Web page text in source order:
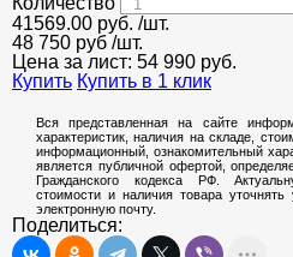
41569.00 руб. /шт.
48 750 руб /шт.
Цена за лист: 54 990 руб.
Купить Купить в 1 клик
Вся представленная на сайте
характеристик, наличия на складе,
информационный, ознакомительный
является публичной офертой,
Гражданского кодекса РФ.
стоимости и наличия товара
электронную почту.
Поделиться: